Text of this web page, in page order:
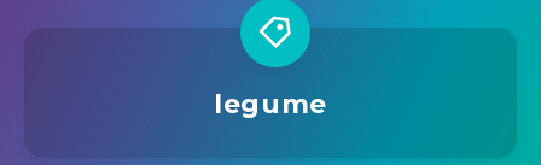
legume